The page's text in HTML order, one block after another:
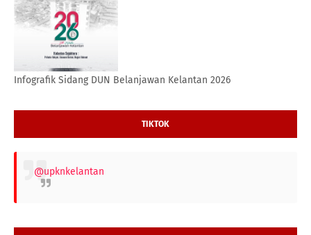
Infografik Sidang DUN Belanjawan Kelantan 2026
TIKTOK
@upknkelantan